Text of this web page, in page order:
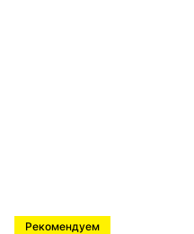
Рекомендуем